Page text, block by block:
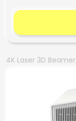
4K Laser 3D Beamer